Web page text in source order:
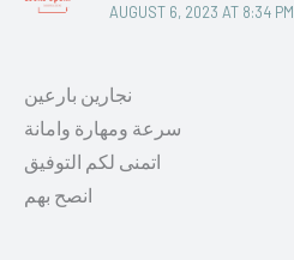
AUGUST 6, 2023 AT 8:34 PM
نجارين بارعين
سرعة ومهارة وامانة
اتمنى لكم التوفيق
انصح بهم